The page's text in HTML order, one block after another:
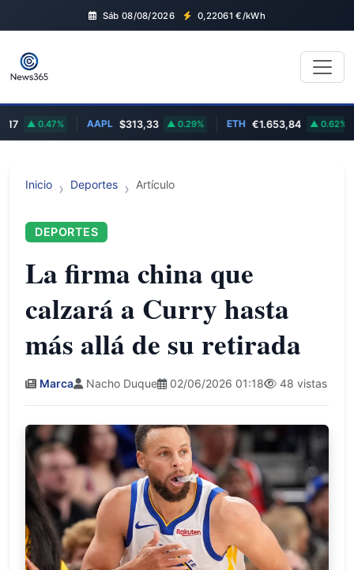
Sáb 08/08/2026 0,22061 €/kWh
0.47% AAPL $313,33 0.29% ETH €1.653,84 0.62%
Inicio Deportes Artículo
DEPORTES
La firma china que
calzará a Curry hasta
más allá de su retirada
Marca Nacho Duque 02/06/2026 01:18 48 vistas